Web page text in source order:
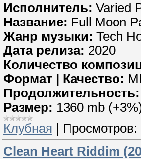
Исполнитель: Varied
Название: Full Moon
Жанр музыки: Tech
Дата релиза: 2020
Количество
Формат | Качество:
Продолжительность:
Размер: 1360 mb (+3%)
Клубная
Просмотров:
Clean Heart Riddim